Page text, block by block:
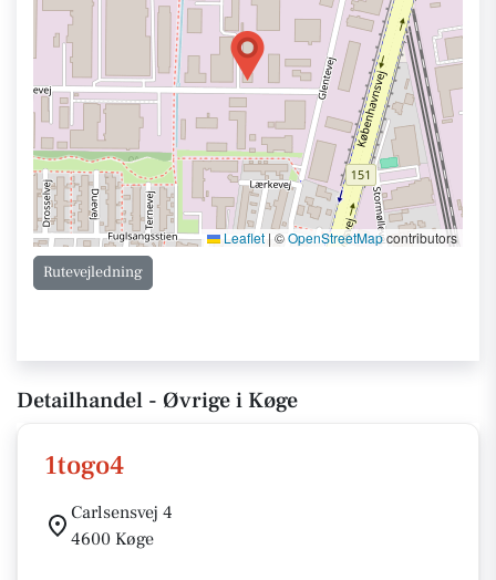
Leaflet | ©OpenStreetMapcontributors
Rutevejledning
Detailhandel - Øvrige i Køge
1togo4
Carlsensvej 4
4600 Køge